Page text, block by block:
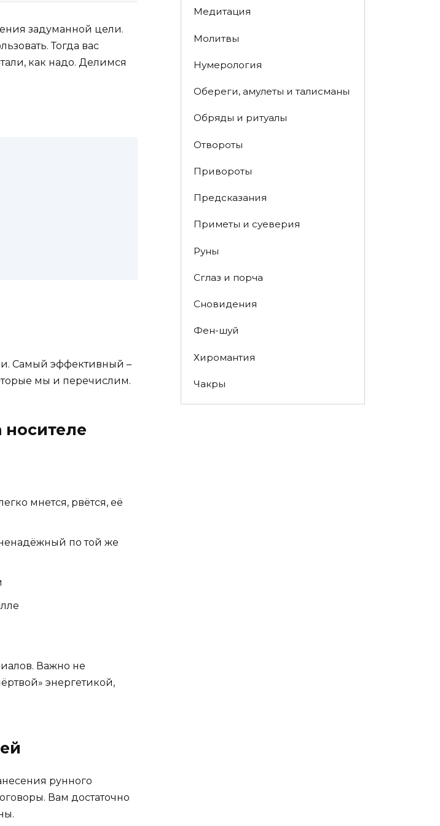
задуманной цели.
Тогда вас
как надо. Делимся
Самый эффективный –
мы и перечислим.
мнется, рвётся, её
по той же
Важно не
энергетикой,
рунного
Вам достаточно
Медитация
Молитвы
Нумерология
Обереги, амулеты и талисманы
Обряды и ритуалы
Отвороты
Привороты
Предсказания
Приметы и суеверия
Руны
Сглаз и порча
Сновидения
Фен-шуй
Хиромантия
Чакры